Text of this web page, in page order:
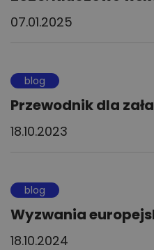
07.01.2025
blog
Przewodnik dla
18.10.2023
blog
Wyzwania
18.10.2024